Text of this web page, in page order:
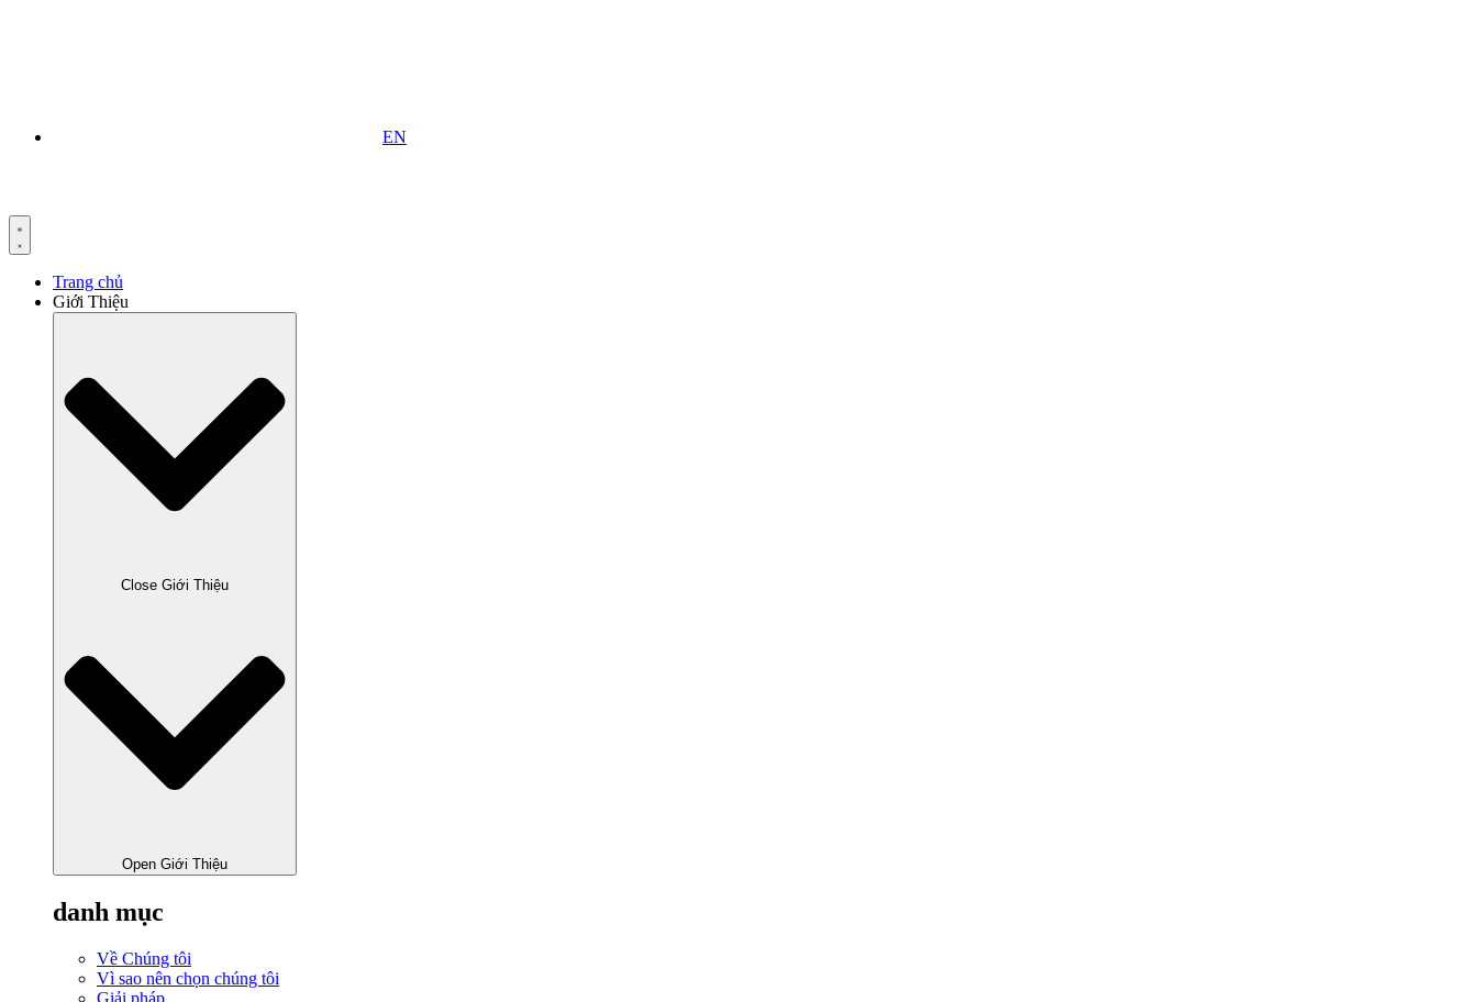
EN
Trang chủ
Giới Thiệu
Close Giới Thiệu
Open Giới Thiệu
danh mục
Về Chúng tôi
Vì sao nên chọn chúng tôi
Giải pháp